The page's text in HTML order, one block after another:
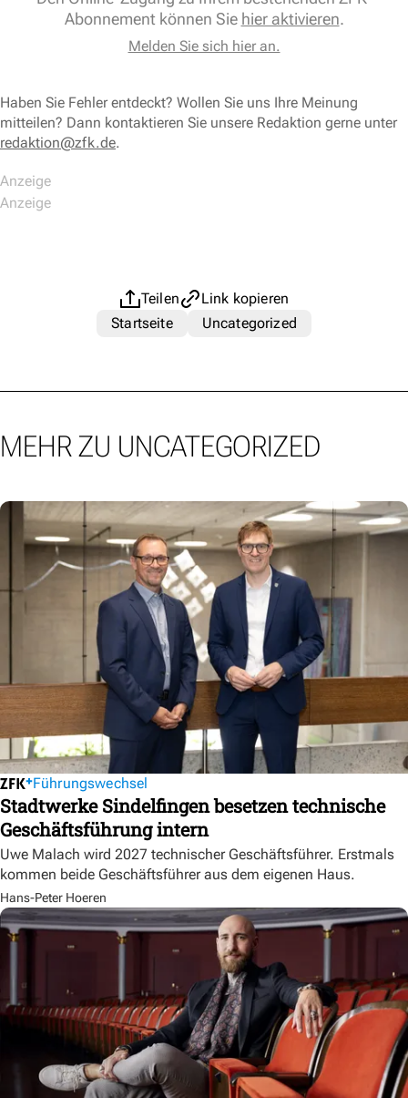
Abonnement können Sie hier aktivieren.
Melden Sie sich hier an.
Haben Sie Fehler entdeckt? Wollen Sie uns Ihre Meinung
mitteilen? Dann kontaktieren Sie unsere Redaktion gerne unter
redaktion@zfk.de.
Teilen
Link kopieren
Startseite
Uncategorized
MEHR ZU UNCATEGORIZED
Führungswechsel
Stadtwerke Sindelfingen besetzen technische
Geschäftsführung intern
Uwe Malach wird 2027 technischer Geschäftsführer. Erstmals
kommen beide Geschäftsführer aus dem eigenen Haus.
Hans-Peter Hoeren